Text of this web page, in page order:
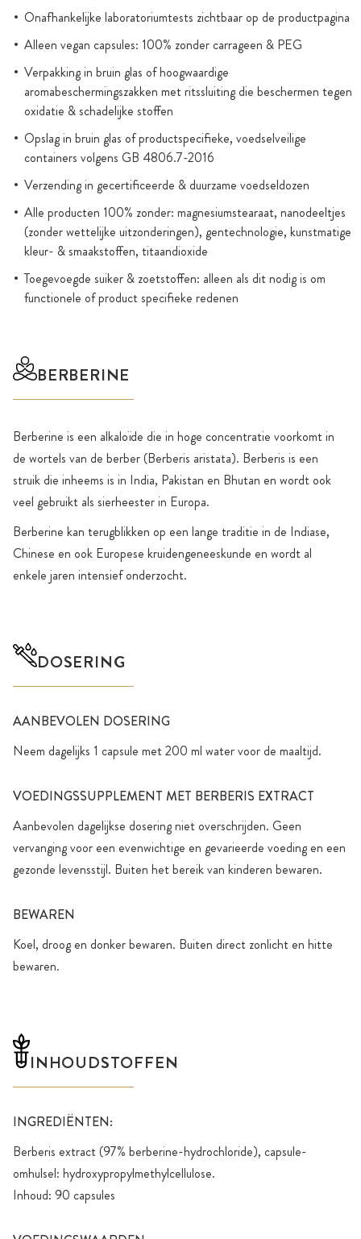
Onafhankelijke laboratoriumtests zichtbaar op de productpagina
Alleen vegan capsules: 100% zonder carrageen & PEG
Verpakking in bruin glas of hoogwaardige
aromabeschermingszakken met ritssluiting die beschermen tegen
oxidatie & schadelijke stoffen
Opslag in bruin glas of productspecifieke, voedselveilige
containers volgens GB 4806.7-2016
Verzending in gecertificeerde & duurzame voedseldozen
Alle producten 100% zonder: magnesiumstearaat, nanodeeltjes
(zonder wettelijke uitzonderingen), gentechnologie, kunstmatige
kleur- & smaakstoffen, titaandioxide
Toegevoegde suiker & zoetstoffen: alleen als dit nodig is om
functionele of product specifieke redenen
BERBERINE
Berberine is een alkaloïde die in hoge concentratie voorkomt in
de wortels van de berber (Berberis aristata). Berberis is een
struik die inheems is in India, Pakistan en Bhutan en wordt ook
veel gebruikt als sierheester in Europa.
Berberine kan terugblikken op een lange traditie in de Indiase,
Chinese en ook Europese kruidengeneeskunde en wordt al
enkele jaren intensief onderzocht.
DOSERING
AANBEVOLEN DOSERING
Neem dagelijks 1 capsule met 200 ml water voor de maaltijd.
VOEDINGSSUPPLEMENT MET BERBERIS EXTRACT
Aanbevolen dagelijkse dosering niet overschrijden. Geen
vervanging voor een evenwichtige en gevarieerde voeding en een
gezonde levensstijl. Buiten het bereik van kinderen bewaren.
BEWAREN
Koel, droog en donker bewaren. Buiten direct zonlicht en hitte
bewaren.
INHOUDSTOFFEN
INGREDIËNTEN:
Berberis extract (97% berberine-hydrochloride), capsule-
omhulsel: hydroxypropylmethylcellulose.
Inhoud: 90 capsules